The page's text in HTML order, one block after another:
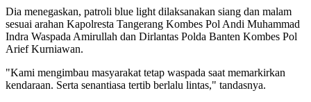
Dia menegaskan, patroli blue light dilaksanakan siang dan malam
sesuai arahan Kapolresta Tangerang Kombes Pol Andi Muhammad
Indra Waspada Amirullah dan Dirlantas Polda Banten Kombes Pol
Arief Kurniawan.
"Kami mengimbau masyarakat tetap waspada saat memarkirkan
kendaraan. Serta senantiasa tertib berlalu lintas," tandasnya.